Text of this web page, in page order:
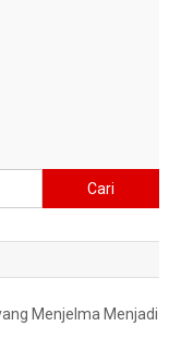
untuk:
Menjelma Menjadi